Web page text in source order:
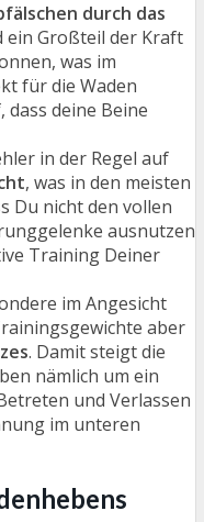
durch das
ein Großteil der Kraft
was im
für die Waden
deine Beine
in der Regel auf
, was in den meisten
Du nicht den vollen
ausnutzen
Training Deiner
im Angesicht
aber
. Damit steigt die
nämlich um ein
und Verlassen
im unteren